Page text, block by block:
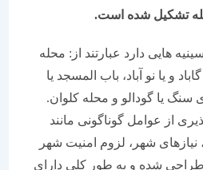
دارد عبارتند از: محله
نو آباد، باب المسجد یا
گودالو و محله کلوان.
عوامل گوناگونی مانند
شهر، لزوم امنیت شهر
شده و به طور کلی دارای